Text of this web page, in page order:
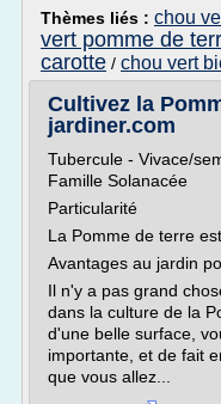
Thèmes liés : chou
vert pomme de
carotte / chou vert
Cultivez la
jardiner.com
Tubercule - Vivace/
Famille Solanacée
Particularité
La Pomme de terre
Avantages au jardin
Il n'y a pas grand
dans la culture de la
d'une belle surface,
importante, et de fait
que vous allez...